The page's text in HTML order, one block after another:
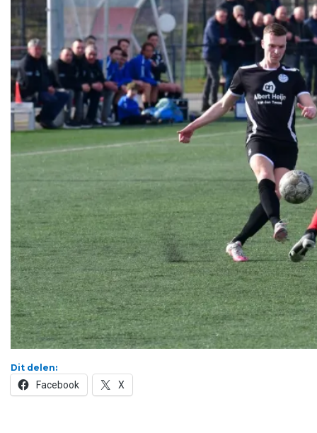
Dit delen:
Facebook X